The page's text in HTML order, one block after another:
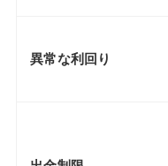
異常な利回り